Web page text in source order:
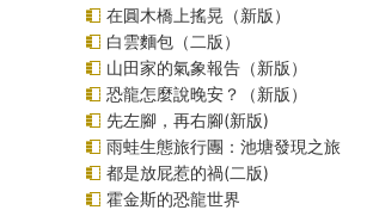
在圓木橋上搖晃（新版）
白雲麵包（二版）
山田家的氣象報告（新版）
恐龍怎麼說晚安？（新版）
先左腳，再右腳(新版)
雨蛙生態旅行團：池塘發現之旅
都是放屁惹的禍(二版)
霍金斯的恐龍世界